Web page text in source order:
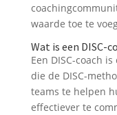
waarde toe te
Wat is een DISC-
Een DISC-coach
die de DISC-
teams te helpen
effectiever te